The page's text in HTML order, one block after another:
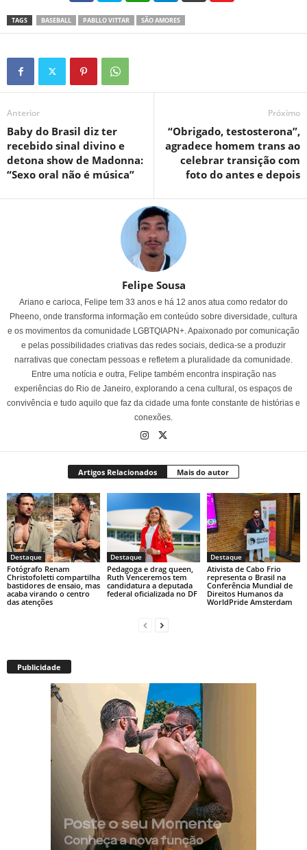
TAGS BASEBALL PABLLO VITTAR SÃO AMORES
Anterior
Baby do Brasil diz ter
recebido sinal divino e
detona show de Madonna:
“Sexo oral não é música”
Próximo
“Obrigado, testosterona”,
agradece homem trans ao
celebrar transição com
foto do antes e depois
Felipe Sousa
Ariano e carioca, Felipe tem 33 anos e há 12 anos atua como redator do
Pheeno, onde transforma informação em conteúdo sobre diversidade, cultura
e os movimentos da comunidade LGBTQIAPN+. Apaixonado por comunicação
e pelas possibilidades criativas das redes sociais, dedica-se a produzir
narrativas que conectam pessoas e refletem a pluralidade da comunidade.
Entre uma notícia e outra, Felipe também encontra inspiração nas
experiências do Rio de Janeiro, explorando a cena cultural, os espaços de
convivência e tudo aquilo que faz da cidade uma fonte constante de histórias e
conexões.
Artigos Relacionados Mais do autor
Destaque
Fotógrafo Renam
Christofoletti compartilha
bastidores de ensaio, mas
acaba virando o centro
das atenções
Destaque
Pedagoga e drag queen,
Ruth Venceremos tem
candidatura a deputada
federal oficializada no DF
Destaque
Ativista de Cabo Frio
representa o Brasil na
Conferência Mundial de
Direitos Humanos da
WorldPride Amsterdam
Publicidade